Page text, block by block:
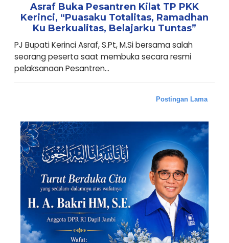
Asraf Buka Pesantren Kilat TP PKK
Kerinci, “Puasaku Totalitas, Ramadhan
Ku Berkualitas, Belajarku Tuntas”
PJ Bupati Kerinci Asraf, S.Pt, M.Si bersama salah
seorang peserta saat membuka secara resmi
pelaksanaan Pesantren...
Postingan Lama